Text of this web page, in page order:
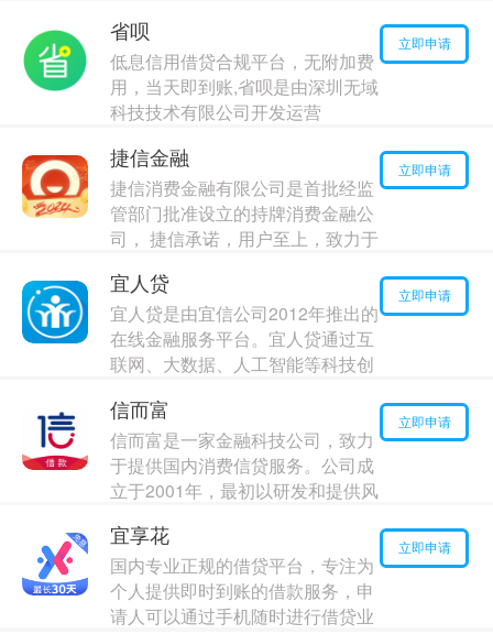
最快1分钟放款!可在额度范围内进
行快速借款、自主提现、信用借
最高额度：130000元
年利率：4.00%
省呗
低息信用借贷合规平台，无附加费
用，当天即到账,省呗是由深圳无域
科技技术有限公司开发运营
年利率：18.00%
立即申请
捷信金融
捷信消费金融有限公司是首批经监
管部门批准设立的持牌消费金融公
司， 捷信承诺，用户至上，致力于
务
最高额度：150000元
年利率：6.00%
立即申请
宜人贷
宜人贷是由宜信公司2012年推出的
在线金融服务平台。宜人贷通过互
联网、大数据、人工智能等科技创
咨询服务。宜人贷产品服务包括：
身份证借款、车主融资、房产优贷
最高额度：30000元
年利率：19.00%
立即申请
信而富
信而富是一家金融科技公司，致力
于提供国内消费信贷服务。公司成
立于2001年，最初以研发和提供风
最高额度：
年利率：10.00%
立即申请
宜享花
国内专业正规的借贷平台，专注为
个人提供即时到账的借款服务，申
请人可以通过手机随时进行借贷业
立即申请